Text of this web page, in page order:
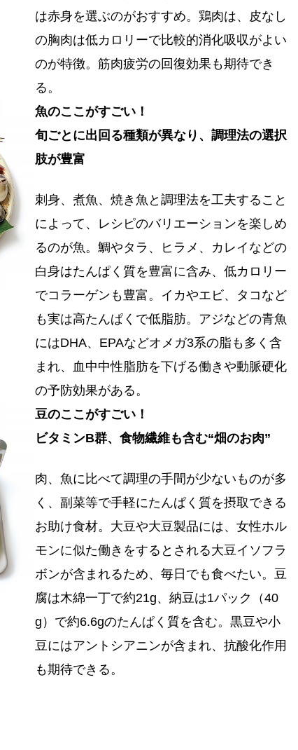
は赤身を選ぶのがおすすめ。鶏肉は、皮なし
の胸肉は低カロリーで比較的消化吸収がよい
のが特徴。筋肉疲労の回復効果も期待でき
る。
魚のここがすごい！
旬ごとに出回る種類が異なり、調理法の選択
肢が豊富
刺身、煮魚、焼き魚と調理法を工夫すること
によって、レシピのバリエーションを楽しめ
るのが魚。鯛やタラ、ヒラメ、カレイなどの
白身はたんぱく質を豊富に含み、低カロリー
でコラーゲンも豊富。イカやエビ、タコなど
も実は高たんぱくで低脂肪。アジなどの青魚
にはDHA、EPAなどオメガ3系の脂も多く含
まれ、血中中性脂肪を下げる働きや動脈硬化
の予防効果がある。
豆のここがすごい！
ビタミンB群、食物繊維も含む“畑のお肉”
肉、魚に比べて調理の手間が少ないものが多
く、副菜等で手軽にたんぱく質を摂取できる
お助け食材。大豆や大豆製品には、女性ホル
モンに似た働きをするとされる大豆イソフラ
ボンが含まれるため、毎日でも食べたい。豆
腐は木綿一丁で約21g、納豆は1パック（40
g）で約6.6gのたんぱく質を含む。黒豆や小
豆にはアントシアニンが含まれ、抗酸化作用
も期待できる。